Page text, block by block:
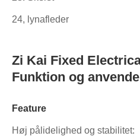
24, lynafleder
Zi Kai Fixed
Funktion og
Feature
Høj pålidelighed og stabilitet: